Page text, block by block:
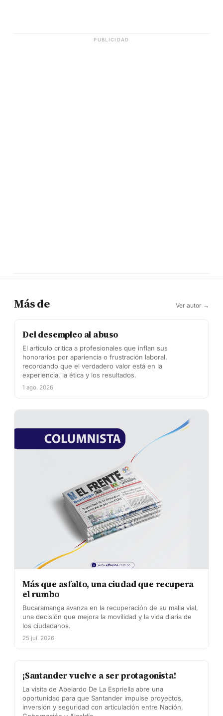
PUBLICIDAD
Más de Ver autor →
Del desempleo al abuso
El artículo critica a profesionales que inflan sus
honorarios por apariencia o frustración laboral,
recordando que el verdadero valor está en la
experiencia, la ética y los resultados.
1 ago. 2026
Más que asfalto, una ciudad que recupera
el rumbo
Bucaramanga avanza en la recuperación de su malla vial,
una decisión que mejora la movilidad y la vida diaria de
los ciudadanos.
25 jul. 2026
¡Santander vuelve a ser protagonista!
La visita de Abelardo De La Espriella abre una
oportunidad para que Santander impulse proyectos,
inversión y seguridad con articulación entre Nación,